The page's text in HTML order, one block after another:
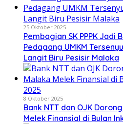
25 Oktober 2025
Pembagian SK PPPK Jadi
Pedagang UMKM
Langit Biru Pesisir Malaka
8 Oktober 2025
Bank NTT dan OJK
Melek Finansial di Bulan